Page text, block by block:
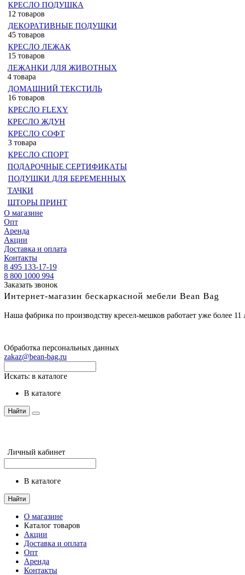
КРЕСЛО ПОДУШКА
12 товаров
ДЕКОРАТИВНЫЕ ПОДУШКИ
45 товаров
КРЕСЛО ЛЕЖАК
15 товаров
ЛЕЖАНКИ ДЛЯ ЖИВОТНЫХ
4 товара
ДОМАШНИЙ ТЕКСТИЛЬ
16 товаров
КРЕСЛО FLEXY
КРЕСЛО ЖДУН
КРЕСЛО СОФТ
3 товара
КРЕСЛО СПОРТ
ПОДАРОЧНЫЕ СЕРТИФИКАТЫ
ПОДУШКИ ДЛЯ БЕРЕМЕННЫХ
ТАЧКИ
ШТОРЫ ПРИНТ
О магазине
Опт
Аренда
Акции
Доставка и оплата
Контакты
8 495 133-17-19
8 800 1000 994
Заказать звонок
Интернет-магазин бескаркасной мебели Bean Bag
Наша фабрика по производству кресел-мешков работает уже более
Обработка персональных данных
zakaz@bean-bag.ru
Искать: в каталоге
в каталоге
Найти
Личный кабинет
в каталоге
Найти
О магазине
Каталог товаров
Акции
Доставка и оплата
Опт
Аренда
Контакты